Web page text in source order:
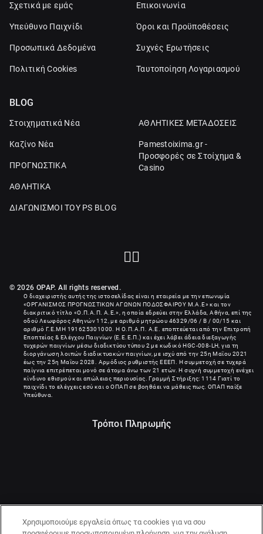
Σχετικά με εμάς
Υπεύθυνο Παιχνίδι
Προσωπικά Δεδομένα
Πολιτική Cookies
Επικοινωνία
Όροι και Προϋποθέσεις
Συχνές Ερωτήσεις
Ταυτοποίηση Λογαριασμού
BLOG
Στοιχηματικά Νέα
Καζίνο Νέα
ΠΡΟΓΝΩΣΤΙΚΑ
ΑΘΛΗΤΙΚΑ
ΔΙΑΓΩΝΙΣΜΟΙ ΤΟΥ PS BLOG
ΑΘΛΗΤΙΚΕΣ ΜΕΤΑΔΟΣΕΙΣ
Pamestoixima.gr -
Προσφορές σε Στοίχημα &
Casino
© 2026 OPAP. All rights reserved.
Ο διαχειριστής αυτής της ιστοσελίδας είναι η εταιρεία με την επωνυμία
«ΟΡΓΑΝΙΣΜΟΣ ΠΡΟΓΝΩΣΤΙΚΩΝ ΑΓΩΝΩΝ ΠΟΔΟΣΦΑΙΡΟΥ Μ.Α.Ε» και τον
διακριτικό τίτλο «Ο.Π.Α.Π. Α.Ε.», η οποία εδρεύει στην Ελλάδα, Αθήνα, επί της
οδού Λεωφόρος Αθηνών 112, με αριθμό μητρώου 46329/06 / B / 00/15 και
αριθμό Γ.Ε.ΜΗ 191625301000
. Η Ο.Π.Α.Π. Α.Ε. εποπτεύεται από την Επιτροπή
Εποπτείας & Ελέγχου Παιγνίων (Ε.Ε.Ε.Π.) και έχει λάβει άδεια διεξαγωγής
τυχερών παιγνίων μέσω διαδικτύου τύπου 2 με κωδικό HGC-008-LH, για τη
διοργάνωση λοιπών διαδικτυακών παιγνίων, με ισχύ από την 25η Μαΐου 2021
έως την 25η Μαΐου 2028. Αρμόδιος ρυθμιστής ΕΕΕΠ. Η συμμετοχή σε τυχερά
παίγνια επιτρέπεται μονό σε άτομα άνω των 21 ετών. Η συχνή συμμετοχή ενέχει
κίνδυνο εθισμού και απώλειας περιουσίας. Γραμμή Στήριξης: 1114 Γιατί το
παιχνίδι το ελέγχεις εσύ και ο ΟΠΑΠ σε βοηθάει να μάθεις πως. ΟΠΑΠ παίξε
Υπεύθυνα.
Τρόποι Πληρωμής
Χρησιμοποιούμε εργαλεία όπως τα cookies για να σου